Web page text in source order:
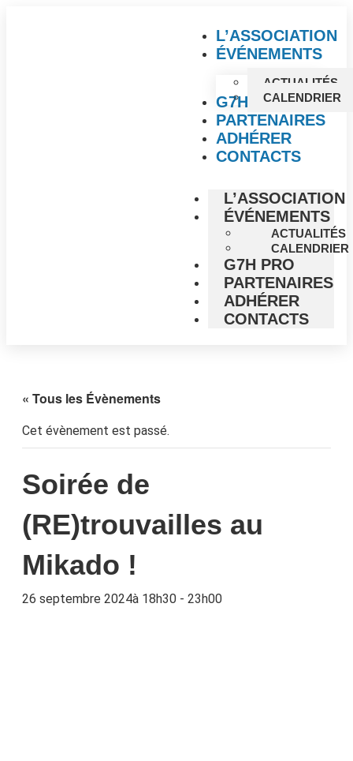
L’ASSOCIATION
ÉVÉNEMENTS
ACTUALITÉS
CALENDRIER
G7H PRO
PARTENAIRES
ADHÉRER
CONTACTS
L’ASSOCIATION
ÉVÉNEMENTS
ACTUALITÉS
CALENDRIER
G7H PRO
PARTENAIRES
ADHÉRER
CONTACTS
« Tous les Évènements
Cet évènement est passé.
Soirée de
(RE)trouvailles au
Mikado !
26 septembre 2024à 18h30 - 23h00